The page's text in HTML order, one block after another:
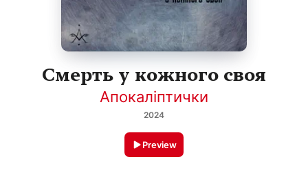
Смерть у кожного своя
Апокаліптички
2024
Preview